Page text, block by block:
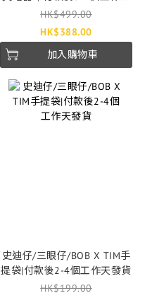
發貨
HK$499.00
HK$388.00
加入購物車
史迪仔/三眼仔/BOB X TIM手
提袋|付款後2-4個工作天發貨
HK$199.00